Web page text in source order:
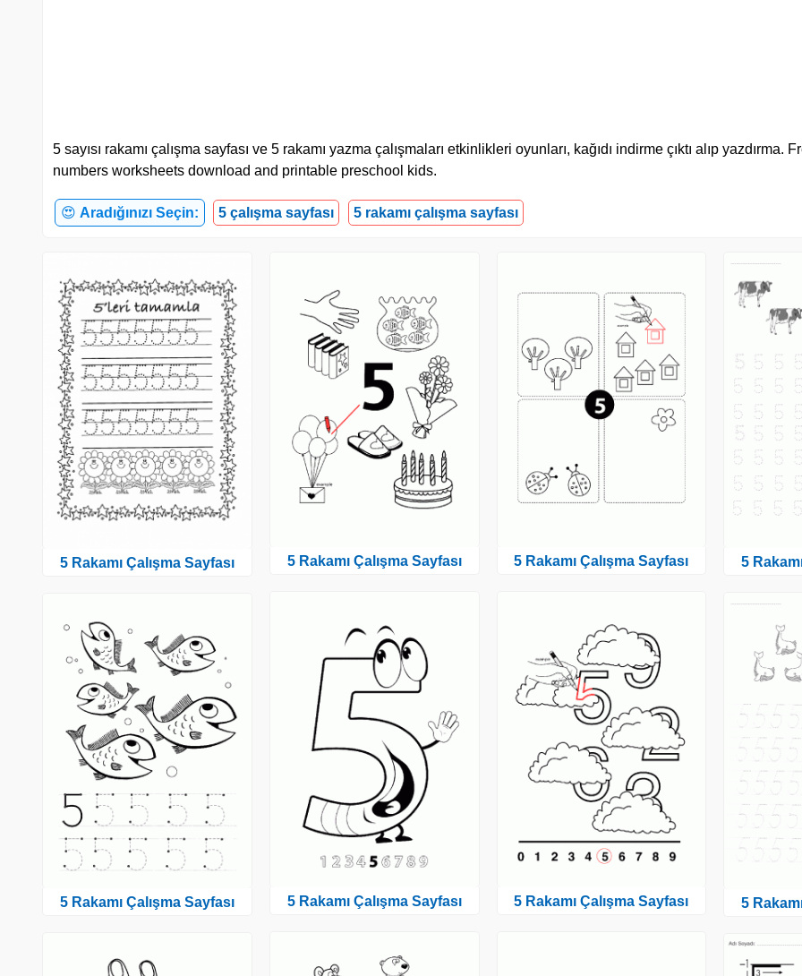
5 sayısı rakamı çalışma sayfası ve 5 rakamı yazma çalışmaları etkinlikleri oyunları, kağıdı indirme çıktı alıp yazdırma.
numbers worksheets download and printable preschool kids.
😍 Aradığınızı Seçin: 5 çalışma sayfası 5 rakamı çalışma sayfası
5 Rakamı Çalışma Sayfası
5 Rakamı Çalışma Sayfası
5 Rakamı Çalışma Sayfası
5 Rakamı Çalışma Sayfası
5 Rakamı Çalışma Sayfası
5 Rakamı Çalışma Sayfası
5
5